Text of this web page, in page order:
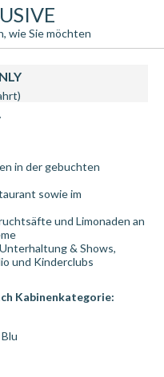
wie Sie möchten
in der gebuchten
sowie im
und Limonaden an
& Shows,
und Kinderclubs
Kabinenkategorie: